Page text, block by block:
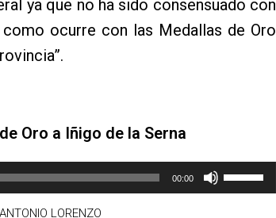
ya que no ha sido consensuado con
ocurre con las Medallas de Oro
Oro a Iñigo de la Serna
00:00
LORENZO